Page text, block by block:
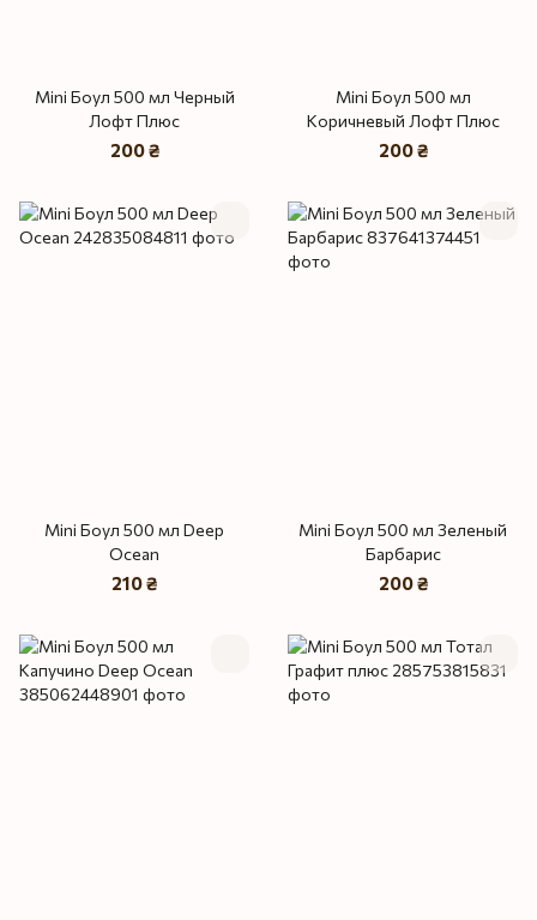
Mini Боул 500 мл Черный
Лофт Плюс
200 ₴
Mini Боул 500 мл
Коричневый Лофт Плюс
200 ₴
Mini Боул 500 мл Deep
Ocean
210 ₴
Mini Боул 500 мл Зеленый
Барбарис
200 ₴